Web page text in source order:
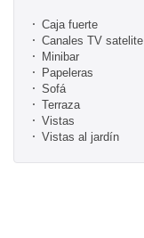
Caja fuerte
Canales TV satelite
Minibar
Papeleras
Sofá
Terraza
Vistas
Vistas al jardín